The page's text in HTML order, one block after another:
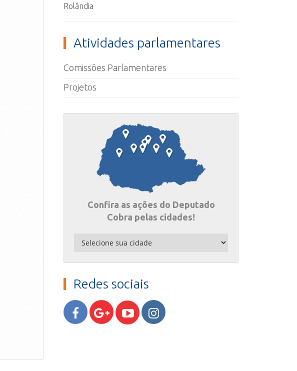
Rolândia
Atividades parlamentares
Comissões Parlamentares
Projetos
Confira as ações do Deputado
Cobra pelas cidades!
Redes sociais